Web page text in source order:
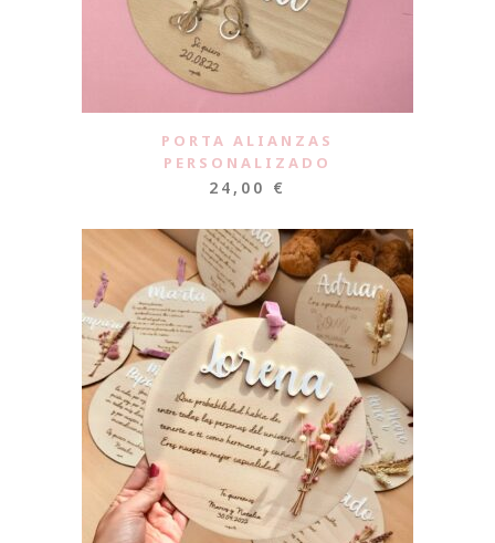
PORTA ALIANZAS
PERSONALIZADO
24,00 €